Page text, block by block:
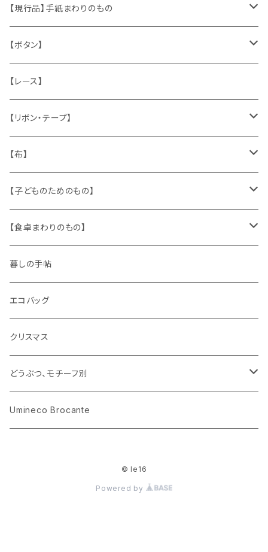
くま、テディベア
うさぎ
キャラクター
ピノキオ
ヴィンテージファブリック
ハンドメイド製品
お部屋に飾るもの
メタル製品
缶、箱
陶磁器
文房具
木製品
ミニチュア、ドールハウス
ポストカード、カレンダー
マッチラベル、食品ラベル
蔵書票、荷札、ビュバー、伝票
シール、ステッカー、クロモス
袋、箱、ナプキン、コースター
パズル、ゲーム
古本、古雑誌、古えほん
古レコード
古せっけん
ラッピングペーパー、壁紙
伝票、タグ、シール
袋、ラッピングペーパー
ひも、テープ
【現行品】手紙まわりのもの
封筒、ポストカード
切手
スタンプ
文房具
【ボタン】
木
貝
メタル
ガラス
プラスチック
紙
【レース】
【リボン・テープ】
チロルテープ・イニシャルテープ
トリム
ワッペン
【布】
キッチンクロス、ナプキン
ニット
布地
【子どものためのもの】
身に着けるもの
【食卓まわりのもの】
ガラス
花びん
小物入れ
陶磁器
カップアンドソーサー
プレート
木製品
ホーロー
メタル
暮しの手帖
エコバッグ
クリスマス
どうぶつ、モチーフ別
くま、ベア
Umineco Brocante
© le16
Powered by